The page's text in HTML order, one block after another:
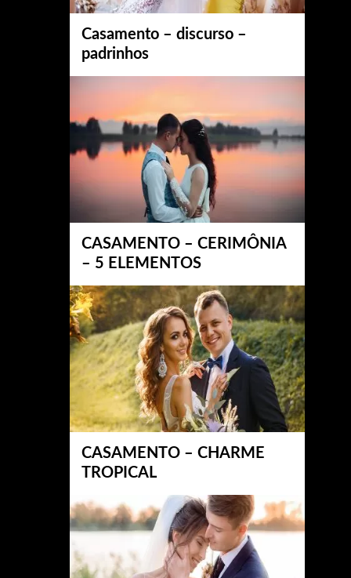
Casamento – discurso –
padrinhos
CASAMENTO – CERIMÔNIA
– 5 ELEMENTOS
CASAMENTO – CHARME
TROPICAL